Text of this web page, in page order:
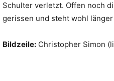
Schulter verletzt. Offen noch
gerissen und steht wohl
Bildzeile: Christopher Simon